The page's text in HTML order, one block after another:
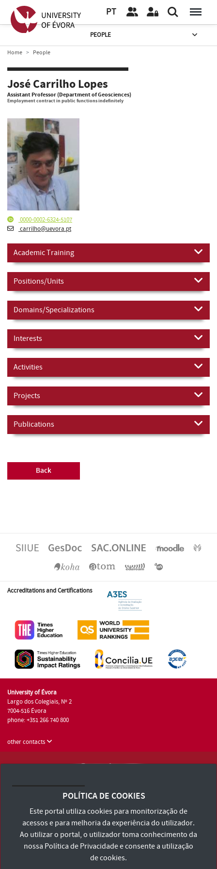
PT
PEOPLE
Home People
José Carrilho Lopes
Assistant Professor (Department of Geosciences)
Employment contract in public functions indefinitely
0000-0002-6324-5107
carrilho@uevora.pt
Academic Training
Positions/Units
Domains/Specializations
Interests
Activities
Projects
Publications
Back
Accreditations and Certifications
University of Évora
Largo dos Colegiais, Nº 2
7004-516 Évora
phone: +351 266 740 800
other contacts
Terms and Conditions and Privacy Policy
Accessibility Statement
POLÍTICA DE COOKIES
Este portal utiliza cookies para monitorização de
acessos e para melhoria da experiência do utilizador.
Ao utilizar o portal, o utilizador toma conhecimento da
nossa Política de Privacidadee consente a utilização
de cookies.